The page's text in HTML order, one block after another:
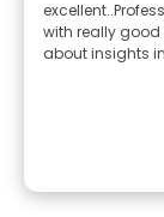
with really good
about insights